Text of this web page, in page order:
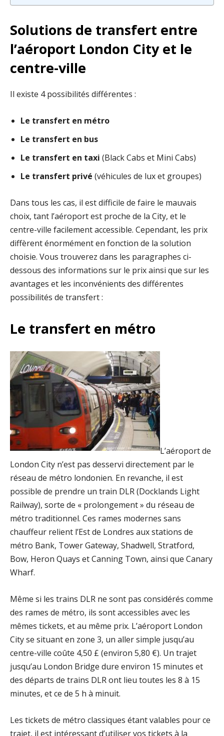
Solutions de transfert entre
l’aéroport London City et le
centre-ville
Il existe 4 possibilités différentes :
Le transfert en métro
Le transfert en bus
Le transfert en taxi (Black Cabs et Mini Cabs)
Le transfert privé (véhicules de lux et groupes)
Dans tous les cas, il est difficile de faire le mauvais
choix, tant l’aéroport est proche de la City, et le
centre-ville facilement accessible. Cependant, les prix
diffèrent énormément en fonction de la solution
choisie. Vous trouverez dans les paragraphes ci-
dessous des informations sur le prix ainsi que sur les
avantages et les inconvénients des différentes
possibilités de transfert :
Le transfert en métro
L’aéroport de
London City n’est pas desservi directement par le
réseau de métro londonien. En revanche, il est
possible de prendre un train DLR (Docklands Light
Railway), sorte de « prolongement » du réseau de
métro traditionnel. Ces rames modernes sans
chauffeur relient l’Est de Londres aux stations de
métro Bank, Tower Gateway, Shadwell, Stratford,
Bow, Heron Quays et Canning Town, ainsi que Canary
Wharf.
Même si les trains DLR ne sont pas considérés comme
des rames de métro, ils sont accessibles avec les
mêmes tickets, et au même prix. L’aéroport London
City se situant en zone 3, un aller simple jusqu’au
centre-ville coûte 4,50 £ (environ 5,80 €). Un trajet
jusqu’au London Bridge dure environ 15 minutes et
des départs de trains DLR ont lieu toutes les 8 à 15
minutes, et ce de 5 h à minuit.
Les tickets de métro classiques étant valables pour ce
trajet, il est intéressant d’utiliser vos tickets à la